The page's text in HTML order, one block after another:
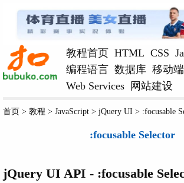
教程首页 HTML CSS
编程语言 数据库 移动端
Web Services
网站建设
首页 > 教程 > JavaScript > jQuery UI > :focusable
:focusable Selector
jQuery UI API - :focusable